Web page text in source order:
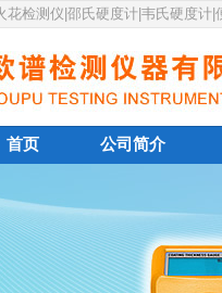
检测仪|邵氏硬度计|韦氏硬度计|
首页 公司简介